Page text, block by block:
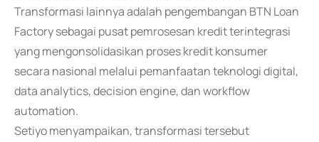
Transformasi lainnya adalah pengembangan BTN Loan
Factory sebagai pusat pemrosesan kredit terintegrasi
yang mengonsolidasikan proses kredit konsumer
secara nasional melalui pemanfaatan teknologi digital,
data analytics, decision engine, dan workflow
automation.
Setiyo menyampaikan, transformasi tersebut